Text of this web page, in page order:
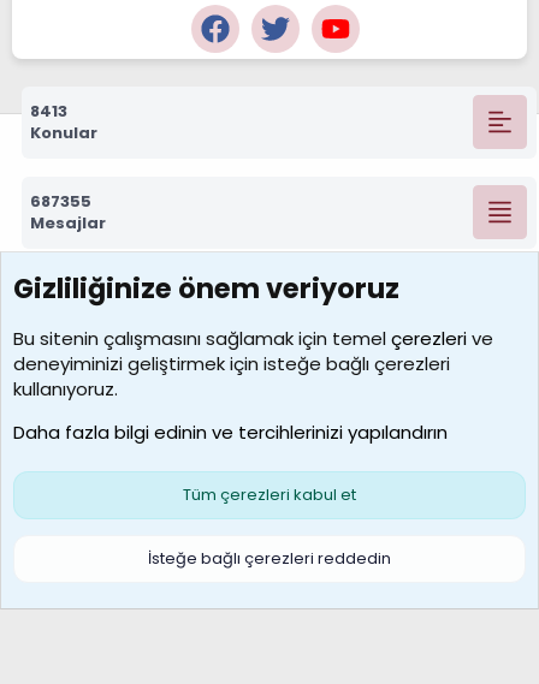
8413
Konular
687355
Mesajlar
7392
Kullanıcılar
MosesBrownHayranı
Son üye
Çerezler
S
Gizliliğinize önem veriyoruz
Bu sitenin çalışmasını sağlamak için temelçerezlerive
deneyiminizi geliştirmek için isteğe bağlı çerezleri
kullanıyoruz.
Daha fazla bilgi edinin ve tercihlerinizi yapılandırın
Tüm çerezleri kabul et
İsteğe bağlı çerezleri reddedin